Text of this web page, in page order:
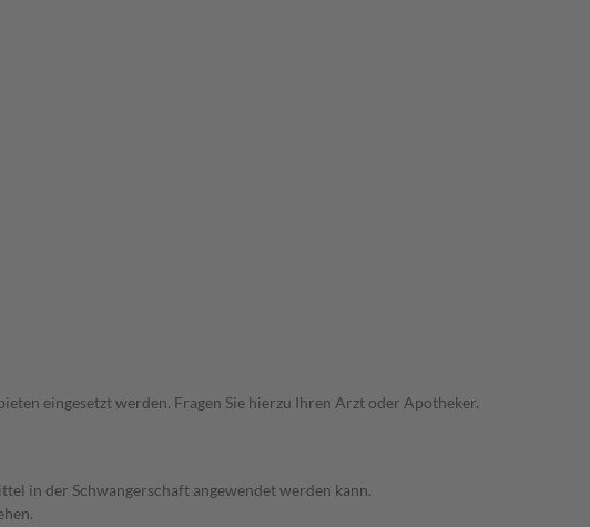
eingesetzt werden. Fragen Sie hierzu Ihren Arzt oder Apotheker.
in der Schwangerschaft angewendet werden kann.